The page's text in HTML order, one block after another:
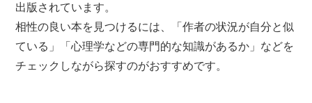
出版されています。
相性の良い本を見つけるには、「作者の状況が自分と似
ている」「心理学などの専門的な知識があるか」などを
チェックしながら探すのがおすすめです。